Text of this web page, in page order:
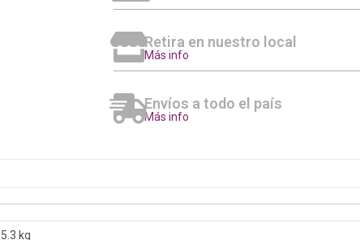
Retira en nuestro local
Más info
Envíos a todo el país
Más info
5.3 kg